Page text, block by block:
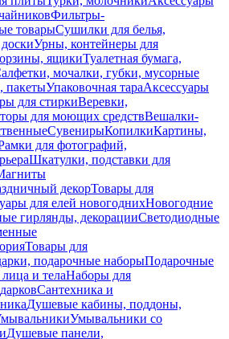
Фильтры-
товарыСушилки для белья,
Урны, контейнеры для
ящикиТуалетная бумага,
мочалки, губки, мусорные
пакетыУпаковочная тараАксессуары
для стиркиВеревки,
для моющих средствВешалки-
СувенирыКопилкиКартины,
для фотографий,
Шкатулки, подставки для
декорТовары для
для елей новогоднихНовогодние
гирлянды, декорацииСветодиодные
Товары для
подарочные наборыПодарочные
и телаНаборы для
Сантехника и
Душевые кабины, поддоны,
Умывальники со
Душевые панели,